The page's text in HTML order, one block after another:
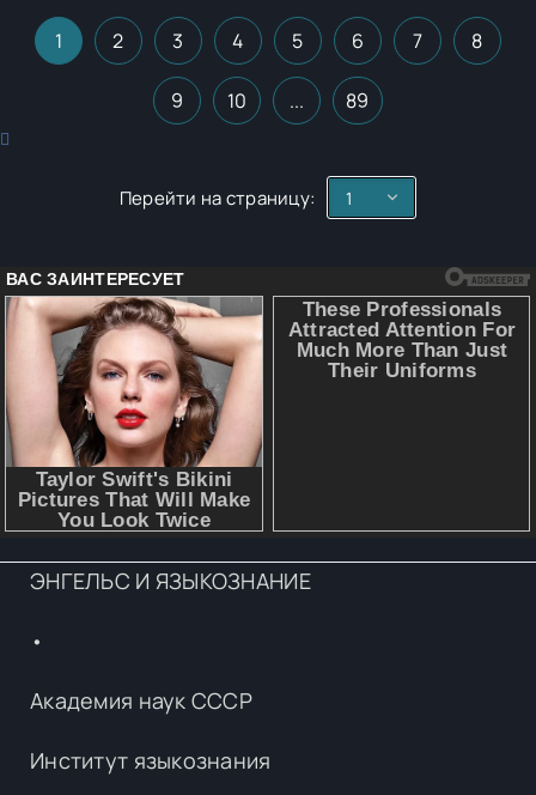
1 2 3 4 5 6 7 8
9 10 ... 89
Перейти на страницу:
ЭНГЕЛЬС И ЯЗЫКОЗНАНИЕ
•
Академия наук СССР
Институт языкознания